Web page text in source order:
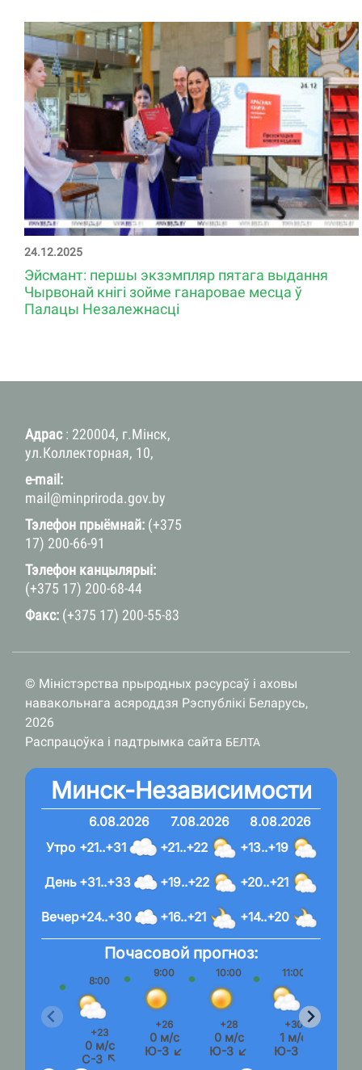
24.12.2025
Эйсмант: першы экзэмпляр пятага выдання
Чырвонай кнігі зойме ганаровае месца ў
Палацы Незалежнасці
Адрас: 220004, г.Мінск,
ул.Коллекторная, 10,
e-mail:
mail@minpriroda.gov.by
Тэлефон прыёмнай: (+375
17) 200-66-91
Тэлефон канцылярыі:
(+375 17) 200-68-44
Факс: (+375 17) 200-55-83
© Міністэрства прыродных рэсурсаў і аховы
навакольнага асяроддзя Рэспублікі Беларусь,
2026
Распрацоўка і падтрымка сайта БЕЛТА
Минск-Независимости
6.08.2026
+21..+31
+31..+33
+24..+30
7.08.2026
+21..+22
+19..+22
+16..+21
8.08.2026
+13..+19
+20..+21
+14..+20
Вечер
День
Утро
Почасовой прогноз:
8:00
+23
0 м/с
С-З ↖
9:00
+26
0 м/с
Ю-З ↙
10:00
+28
0 м/с
Ю-З ↙
11:00
+30
1 м/с
Ю-З ↙